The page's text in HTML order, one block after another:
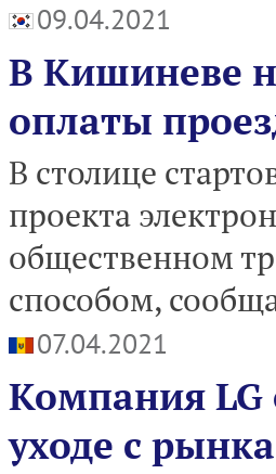
09.04.2021
В Кишиневе
оплаты
В столице
проекта
общественном
способом,
07.04.2021
Компания LG
уходе с